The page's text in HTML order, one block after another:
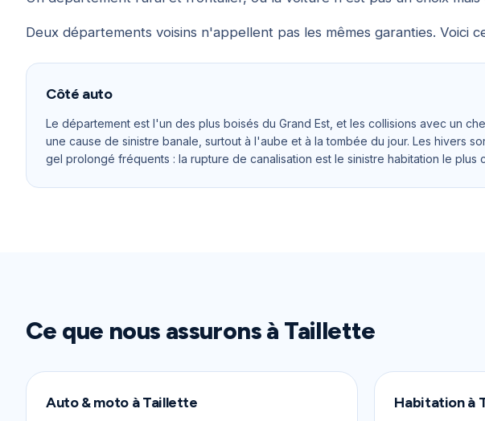
Deux départements voisins n'appellent pas les mêmes garanties. Voici
Côté auto
Le département est l'un des plus boisés du Grand Est, et les collisions avec un
une cause de sinistre banale, surtout à l'aube et à la tombée du jour. Les hivers
gel prolongé fréquents : la rupture de canalisation est le sinistre habitation le plus
Ce que nous assurons à Taillette
Auto & moto àTaillette Habitationà